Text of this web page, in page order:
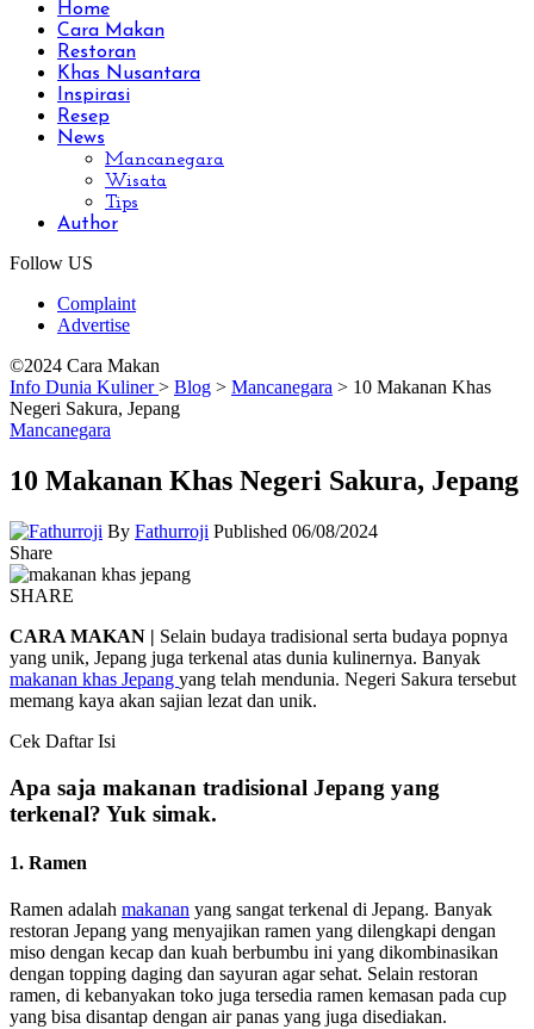
Home
Cara Makan
Restoran
Khas Nusantara
Inspirasi
Resep
News
Mancanegara
Wisata
Tips
Author
Follow US
Complaint
Advertise
©2024 Cara Makan
Info Dunia Kuliner> Blog > Mancanegara > 10 Makanan Khas
Negeri Sakura, Jepang
Mancanegara
10 Makanan Khas Negeri Sakura, Jepang
By Fathurroji Published 06/08/2024
Share
SHARE
CARA MAKAN | Selain budaya tradisional serta budaya popnya
yang unik, Jepang juga terkenal atas dunia kulinernya. Banyak
makanan khas Jepang yang telah mendunia. Negeri Sakura tersebut
memang kaya akan sajian lezat dan unik.
Cek Daftar Isi
Apa saja makanan tradisional Jepang yang
terkenal? Yuk simak.
1. Ramen
Ramen adalah makanan yang sangat terkenal di Jepang. Banyak
restoran Jepang yang menyajikan ramen yang dilengkapi dengan
miso dengan kecap dan kuah berbumbu ini yang dikombinasikan
dengan topping daging dan sayuran agar sehat. Selain restoran
ramen, di kebanyakan toko juga tersedia ramen kemasan pada cup
yang bisa disantap dengan air panas yang juga disediakan.